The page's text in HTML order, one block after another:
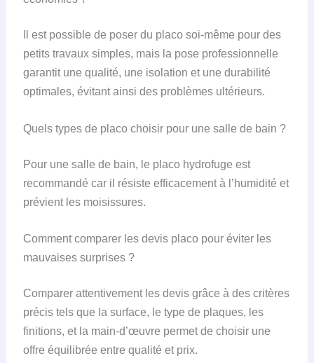
Il est possible de poser du placo soi-même pour des
petits travaux simples, mais la pose professionnelle
garantit une qualité, une isolation et une durabilité
optimales, évitant ainsi des problèmes ultérieurs.
Quels types de placo choisir pour une salle de bain ?
Pour une salle de bain, le placo hydrofuge est
recommandé car il résiste efficacement à l’humidité et
prévient les moisissures.
Comment comparer les devis placo pour éviter les
mauvaises surprises ?
Comparer attentivement les devis grâce à des critères
précis tels que la surface, le type de plaques, les
finitions, et la main-d’œuvre permet de choisir une
offre équilibrée entre qualité et prix.